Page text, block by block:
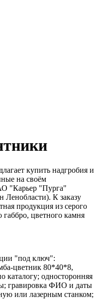
купить надгробия и
на своём
"Карьер "Пурга"
Ленобласти). К заказу
продукция из серого
габбро, цветного камня
"под ключ":
цветник 80*40*8,
односторонняя
гравировка ФИО и даты
или лазерным станком;